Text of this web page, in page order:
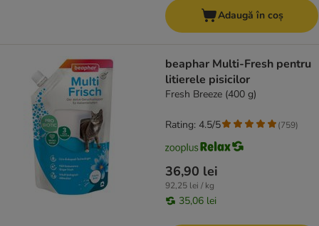
Adaugă în coș
beaphar Multi-Fresh pentru
litierele pisicilor
Fresh Breeze (400 g)
36,90 lei
92,25 lei / kg
35,06 lei
Rating: 4.5/5 (759)